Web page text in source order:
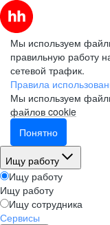
Мы используем
правильную работу
сетевой трафик.
Правила
Мы используем
файлов cookie
Понятно
Ищу работу
Ищу работу
Ищу работу
Ищу сотрудника
Сервисы